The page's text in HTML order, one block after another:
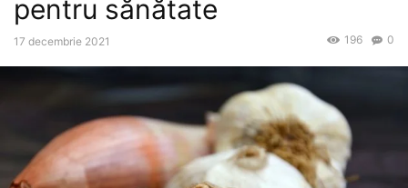
pentru sănătate
17 decembrie 2021 0
196